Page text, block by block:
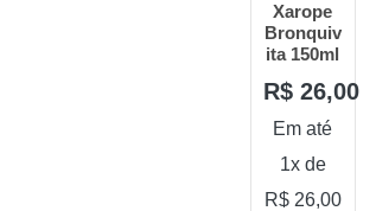
Xarope
Bronquiv
ita 150ml
R$26,00
Em até
1x de
R$26,00